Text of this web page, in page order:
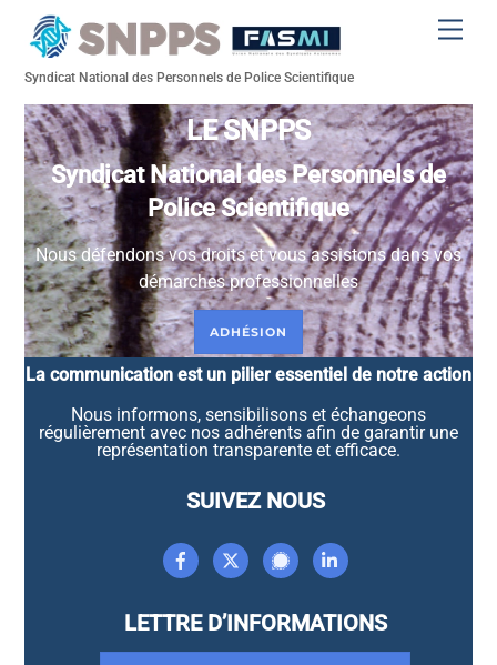
Syndicat National des Personnels de Police Scientifique
LE SNPPS
Syndicat National des Personnels de
Police Scientifique
Nous défendons vos droits et vous assistons dans vos
démarches professionnelles
ADHÉSION
La communication est un pilier essentiel de notre action
Nous informons, sensibilisons et échangeons
régulièrement avec nos adhérents afin de garantir une
représentation transparente et efficace.
SUIVEZ NOUS
LETTRE D’INFORMATIONS